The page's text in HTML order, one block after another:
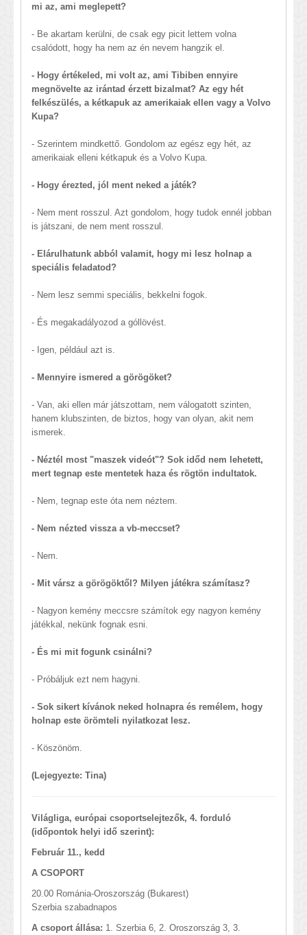
mi az, ami meglepett?
- Be akartam kerülni, de csak egy picit lettem volna
csalódott, hogy ha nem az én nevem hangzik el.
- Hogy értékeled, mi volt az, ami Tibiben ennyire
megnövelte az irántad érzett bizalmat? Az egy hét
felkészülés, a kétkapuk az amerikaiak ellen vagy a Volvo
Kupa?
- Szerintem mindkettő. Gondolom az egész egy hét, az
amerikaiak elleni kétkapuk és a Volvo Kupa.
- Hogy érezted, jól ment neked a játék?
- Nem ment rosszul. Azt gondolom, hogy tudok ennél jobban
is játszani, de nem ment rosszul.
- Elárulhatunk abból valamit, hogy mi lesz holnap a
speciális feladatod?
- Nem lesz semmi speciális, bekkelni fogok.
- És megakadályozod a góllövést.
- Igen, például azt is.
- Mennyire ismered a görögöket?
- Van, aki ellen már játszottam, nem válogatott szinten,
hanem klubszinten, de biztos, hogy van olyan, akit nem
ismerek.
- Néztél most "maszek videót"? Sok időd nem lehetett,
mert tegnap este mentetek haza és rögtön indultatok.
- Nem, tegnap este óta nem néztem.
- Nem nézted vissza a vb-meccset?
- Nem.
- Mit vársz a görögöktől? Milyen játékra számítasz?
- Nagyon kemény meccsre számítok egy nagyon kemény
játékkal, nekünk fognak esni.
- És mi mit fogunk csinálni?
- Próbáljuk ezt nem hagyni.
- Sok sikert kívánok neked holnapra és remélem, hogy
holnap este örömteli nyilatkozat lesz.
- Köszönöm.
(Lejegyezte: Tina)
Világliga, európai csoportselejtezők, 4. forduló
(időpontok helyi idő szerint):
Február 11., kedd
A CSOPORT
20.00 Románia-Oroszország (Bukarest)
Szerbia szabadnapos
A csoport állása: 1. Szerbia 6, 2. Oroszország 3, 3.